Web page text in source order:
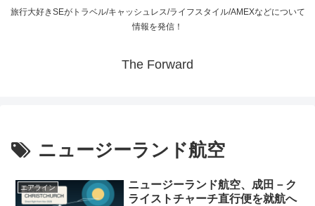
旅行大好きSEがトラベル/キャッシュレス/ライフスタイル/AMEXなどについて
情報を発信！
The Forward
ニュージーランド航空
エアライン
ニュージーランド航空、成田－ク
ライストチャーチ直行便を就航へ